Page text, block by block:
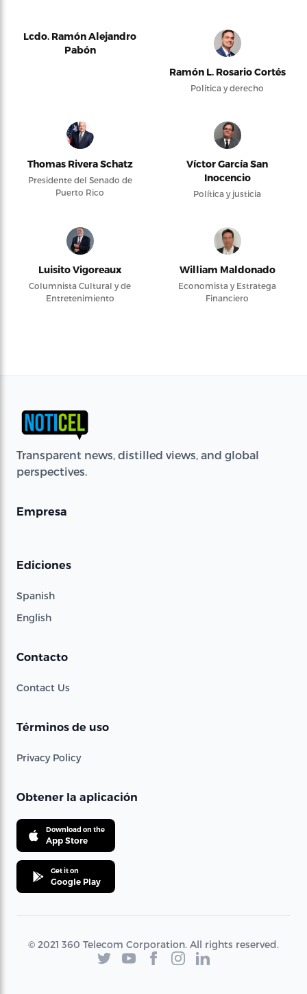
Lcdo. Ramón Alejandro
Pabón
Ramón L. Rosario Cortés
Política y derecho
Thomas Rivera Schatz
Presidente del Senado de
Puerto Rico
Víctor García San
Inocencio
Política y justicia
Luisito Vigoreaux
Columnista Cultural y de
Entretenimiento
William Maldonado
Economista y Estratega
Financiero
Transparent news, distilled views, and global
perspectives.
Empresa
Ediciones
Spanish
English
Contacto
Contact Us
Términos de uso
Privacy Policy
Obtener la aplicación
Download on the
App Store
Get it on
Google Play
© 2021 360 Telecom Corporation. All rights reserved.